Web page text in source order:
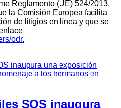
Reglamento (UE) 524/2013,
la Comisión Europea facilita
de litigios en línea y que se
odr.
SOS inaugura